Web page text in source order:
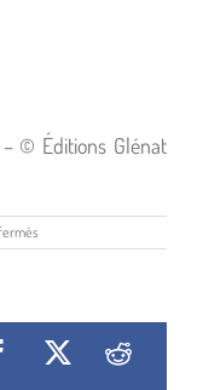
© Éditions Glénat
sur
Salammbo
01
X Reddit